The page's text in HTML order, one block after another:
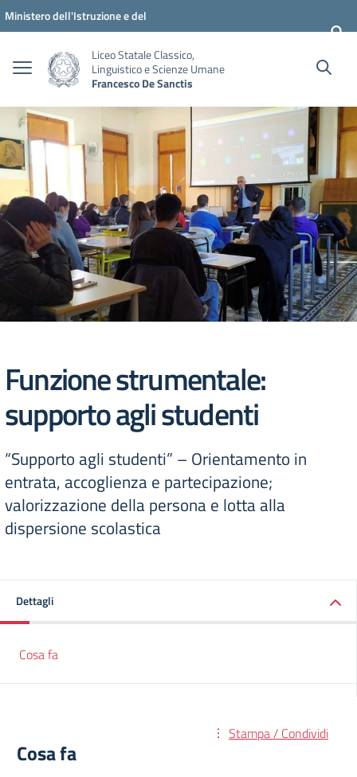
Vai ai contenuti
Vai al menu di navigazione
Vai al footer
Ministero dell'Istruzione e del
Liceo Statale Classico,
Linguistico e Scienze Umane
Francesco De Sanctis
Funzione strumentale:
supporto agli studenti
“Supporto agli studenti” – Orientamento in
entrata, accoglienza e partecipazione;
valorizzazione della persona e lotta alla
dispersione scolastica
Dettagli
Cosa fa
Stampa / Condividi
Cosa fa